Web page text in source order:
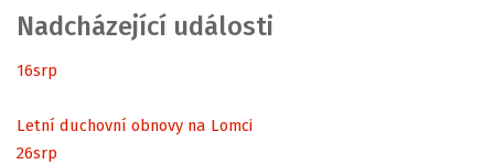
Nadcházející události
16srp
Letní duchovní obnovy na Lomci
26srp